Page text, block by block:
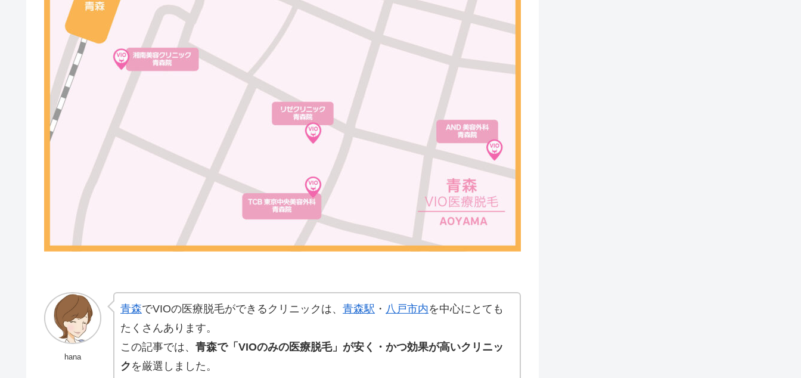
hana
青森でVIOの医療脱毛ができるクリニックは、 青森駅 ・ 八戸市内を中心にとても
たくさんあります。
この記事では、 青森で「VIOのみの医療脱毛」が安く・かつ効果が高いクリニッ
ク を厳選しました。